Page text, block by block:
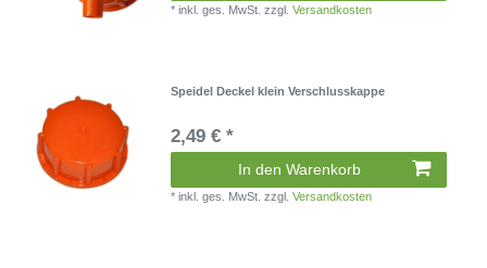
*inkl. ges. MwSt. zzgl.Versandkosten
Speidel Deckel klein Verschlusskappe
2,49 € *
In den Warenkorb
*inkl. ges. MwSt. zzgl.Versandkosten